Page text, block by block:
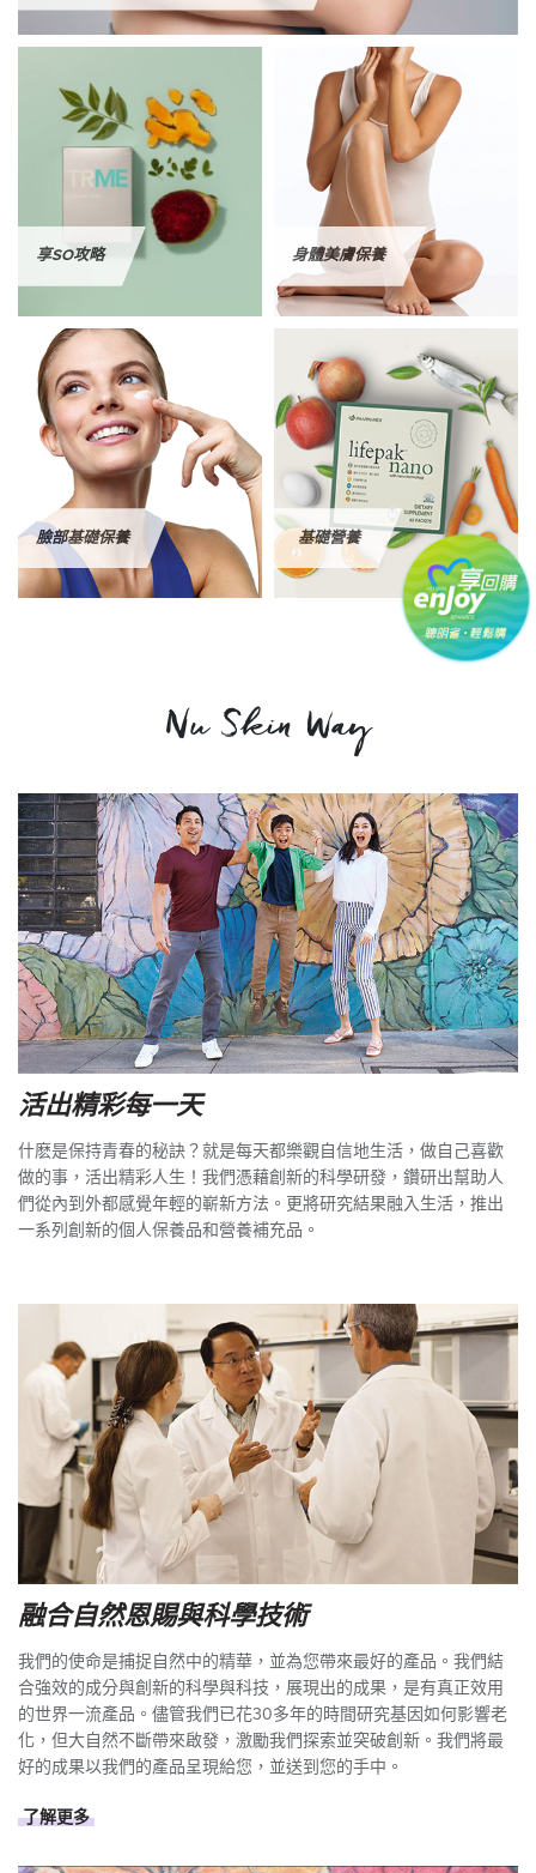
享SO攻略 身體美膚保養
臉部基礎保養 基礎營養
Nu Skin Way
活出精彩每一天
什麽是保持青春的秘訣？就是每天都樂觀自信地生活，做自己喜歡
做的事，活出精彩人生！我們憑藉創新的科學研發，鑽研出幫助人
們從內到外都感覺年輕的嶄新方法。更將研究結果融入生活，推出
一系列創新的個人保養品和營養補充品。
融合自然恩賜與科學技術
我們的使命是捕捉自然中的精華，並為您帶來最好的產品。我們結
合強效的成分與創新的科學與科技，展現出的成果，是有真正效用
的世界一流產品。儘管我們已花30多年的時間研究基因如何影響老
化，但大自然不斷帶來啟發，激勵我們探索並突破創新。我們將最
好的成果以我們的產品呈現給您，並送到您的手中。
了解更多